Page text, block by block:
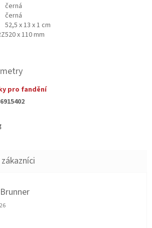
černá
černá
52,5 x 13 x 1 cm
520 x 110 mm
pro fandění
obchodu je 5 z 5 hvězdiček.